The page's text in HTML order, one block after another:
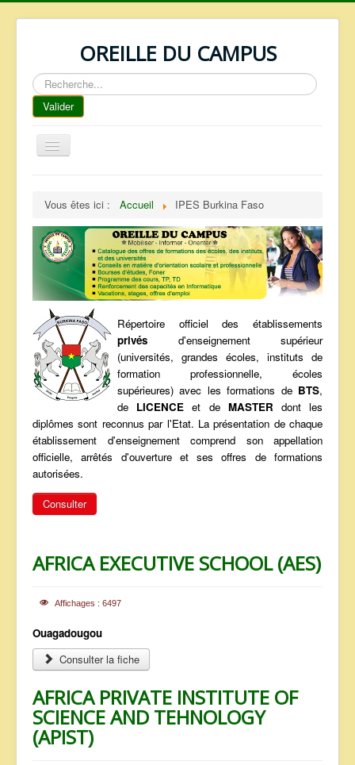
OREILLE DU CAMPUS
Rechercher
Valider
Basculer
la
REPERTOIRE
QUI SOMMES NOUS ?
NOS SERVICES
FAQ
CONTACTS
TELECHARGEMENTS
ANNONCES
Vous êtes ici : Accueil IPES Burkina Faso
Répertoire officiel des établissements
privés d'enseignement supérieur
(universités, grandes écoles, instituts de
formation professionnelle, écoles
supérieures) avec les formations de BTS,
de LICENCE et de MASTER dont les
diplômes sont reconnus par l'Etat. La présentation de chaque
établissement d'enseignement comprend son appellation
officielle, arrêtés d'ouverture et ses offres de formations
autorisées.
Consulter
AFRICA EXECUTIVE SCHOOL (AES)
Affichages : 6497
Ouagadougou
Consulter la fiche
AFRICA PRIVATE INSTITUTE OF
SCIENCE AND TEHNOLOGY
(APIST)